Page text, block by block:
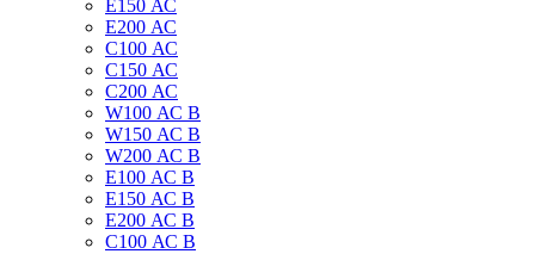
E150 АС
E200 АС
C100 АС
C150 АС
C200 АС
W100 АС B
W150 АС B
W200 АС B
E100 АС B
E150 АС B
E200 АС B
C100 АС B